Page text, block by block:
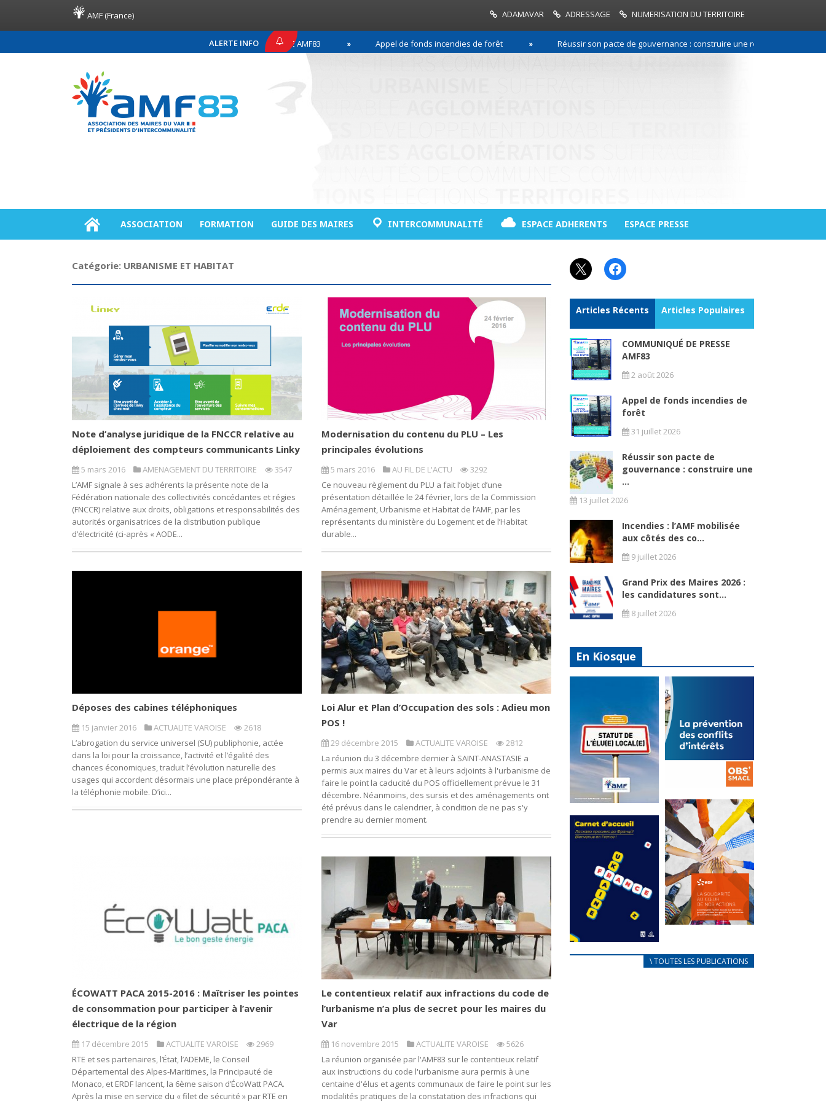
AMF (France) ADAMAVAR ADRESSAGE NUMERISATION DU TERRITOIRE
ALERTE INFO
COMMUNIQUÉ DE PRESSE AMF83 Appel de fonds incendies de forêt Réussir son pacte de gouvernance : construire une relation de confiance
ASSOCIATION FORMATION GUIDE DES MAIRES INTERCOMMUNALITÉ ESPACE ADHERENTS ESPACE PRESSE
Catégorie: URBANISME ET HABITAT
Note d’analyse juridique de la FNCCR relative au
déploiement des compteurs communicants Linky
5 mars 2016 AMENAGEMENT DU TERRITOIRE
3547
L’AMF signale à ses adhérents la présente note de la
Fédération nationale des collectivités concédantes et régies
(FNCCR) relative aux droits, obligations et responsabilités des
autorités organisatrices de la distribution publique
d’électricité (ci-après « AODE...
Modernisation du contenu du PLU – Les
principales évolutions
5 mars 2016 AU FIL DE L'ACTU
3292
Ce nouveau règlement du PLU a fait l’objet d’une
présentation détaillée le 24 février, lors de la Commission
Aménagement, Urbanisme et Habitat de l’AMF, par les
représentants du ministère du Logement et de l’Habitat
durable...
Déposes des cabines téléphoniques
15 janvier 2016 ACTUALITE VAROISE
2618
L’abrogation du service universel (SU) publiphonie, actée
dans la loi pour la croissance, l’activité et l’égalité des
chances économiques, traduit l’évolution naturelle des
usages qui accordent désormais une place prépondérante à
la téléphonie mobile. D’ici...
Loi Alur et Plan d’Occupation des sols : Adieu mon
POS !
29 décembre 2015 ACTUALITE VAROISE
2812
La réunion du 3 décembre dernier à SAINT-ANASTASIE a
permis aux maires du Var et à leurs adjoints à l'urbanisme de
faire le point la caducité du POS officiellement prévue le 31
décembre. Néanmoins, des sursis et des aménagements ont
été prévus dans le calendrier, à condition de ne pas s'y
prendre au dernier moment.
ÉCOWATT PACA 2015-2016 : Maîtriser les pointes
de consommation pour participer à l’avenir
électrique de la région
17 décembre 2015 ACTUALITE VAROISE
2969
RTE et ses partenaires, l’État, l’ADEME, le Conseil
Départemental des Alpes-Maritimes, la Principauté de
Monaco, et ERDF lancent, la 6ème saison d’ÉcoWatt PACA.
Après la mise en service du « filet de sécurité » par RTE en
Le contentieux relatif aux infractions du code de
l’urbanisme n’a plus de secret pour les maires du
Var
16 novembre 2015 ACTUALITE VAROISE
5626
La réunion organisée par l'AMF83 sur le contentieux relatif
aux instructions du code l'urbanisme aura permis à une
centaine d'élus et agents communaux de faire le point sur les
modalités pratiques de la constatation des infractions qui
X Facebook
Articles Récents Articles Populaires
COMMUNIQUÉ DE PRESSE
AMF83
2 août 2026
Appel de fonds incendies de
forêt
31 juillet 2026
Réussir son pacte de
gouvernance : construire une
...
13 juillet 2026
Incendies : l’AMF mobilisée
aux côtés des co...
9 juillet 2026
Grand Prix des Maires 2026 :
les candidatures sont...
8 juillet 2026
En Kiosque
Statut de
l’élu local
Mise à jour avril
2024
FEUILLETER
La
prévention
des conflits
d’intérêts
18 septembre 2023
FEUILLETER
au coeur de
nos actions
\ TOUTES LES PUBLICATIONS